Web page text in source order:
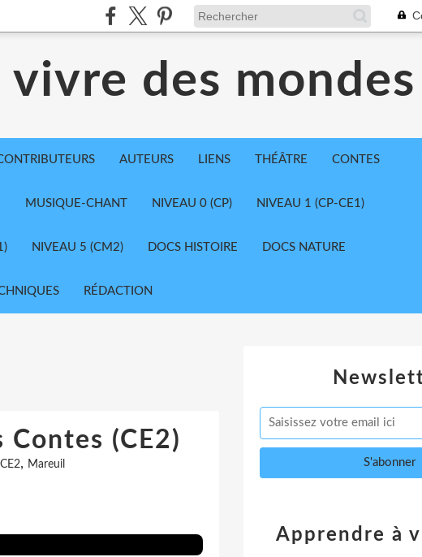
des mondes
AUTEURS LIENS THÉÂTRE CONTES
MUSIQUE-CHANT NIVEAU 0 (CP) NIVEAU 1 (CP-CE1)
NIVEAU 5 (CM2) DOCS HISTOIRE DOCS NATURE
RÉDACTION
(CE2)
, Mareuil
Apprendre à